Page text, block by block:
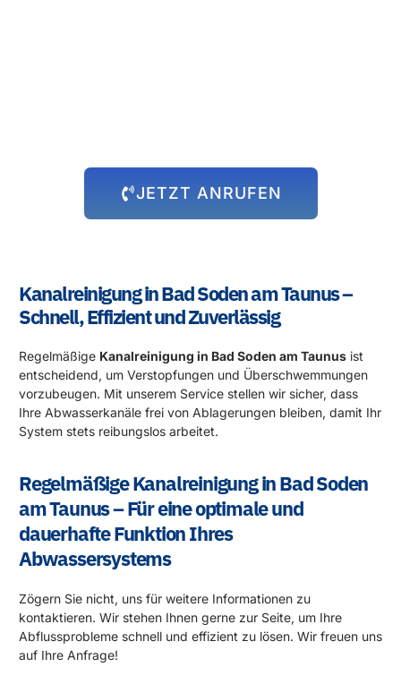
JETZT ANRUFEN
Kanalreinigung in Bad Soden am Taunus –
Schnell, Effizient und Zuverlässig
Regelmäßige Kanalreinigung in Bad Soden am Taunus ist
entscheidend, um Verstopfungen und Überschwemmungen
vorzubeugen. Mit unserem Service stellen wir sicher, dass
Ihre Abwasserkanäle frei von Ablagerungen bleiben, damit Ihr
System stets reibungslos arbeitet.
Regelmäßige Kanalreinigung in Bad Soden
am Taunus – Für eine optimale und
dauerhafte Funktion Ihres
Abwassersystems
Zögern Sie nicht, uns für weitere Informationen zu
kontaktieren. Wir stehen Ihnen gerne zur Seite, um Ihre
Abflussprobleme schnell und effizient zu lösen. Wir freuen uns
auf Ihre Anfrage!